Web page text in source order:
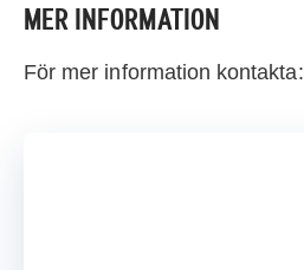
MER INFORMATION
För mer information kontakta: